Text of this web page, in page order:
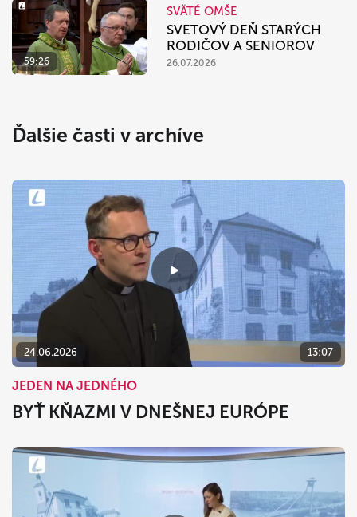
59:26
SVÄTÉ OMŠE
SVETOVÝ DEŇ STARÝCH
RODIČOV A SENIOROV
26.07.2026
Ďalšie časti v archíve
24.06.2026 13:07
JEDEN NA JEDNÉHO
BYŤ KŇAZMI V DNEŠNEJ EURÓPE